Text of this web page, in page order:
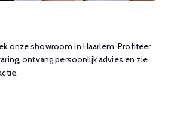
onze showroom in Haarlem. Profiteer
ontvang persoonlijk advies en zie